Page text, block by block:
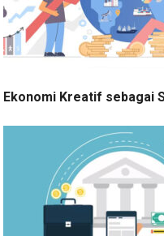
Ekonomi Kreatif sebagai